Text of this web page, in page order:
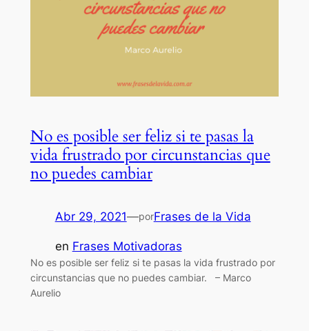
No es posible ser feliz si te pasas la
vida frustrado por circunstancias que
no puedes cambiar
Abr 29, 2021—porFrases de la Vida
en Frases Motivadoras
No es posible ser feliz si te pasas la vida frustrado por
circunstancias que no puedes cambiar. – Marco
Aurelio